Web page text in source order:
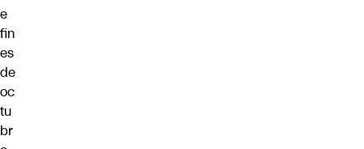
e
fin
es
de
oc
tu
br